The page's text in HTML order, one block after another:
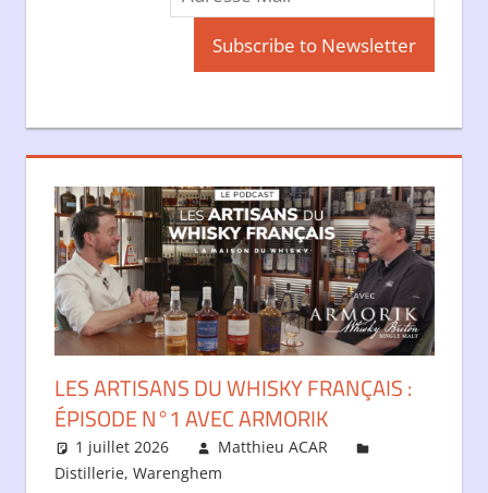
LES ARTISANS DU WHISKY FRANÇAIS :
ÉPISODE N°1 AVEC ARMORIK
1 juillet 2026
Matthieu ACAR
Distillerie, Warenghem